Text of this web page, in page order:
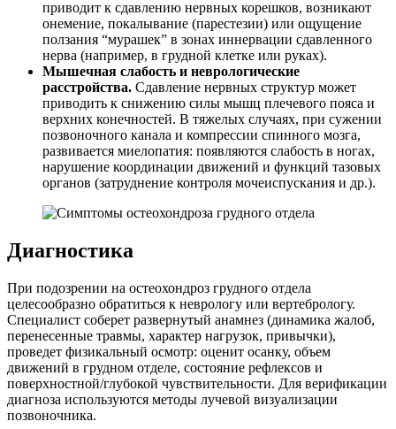
приводит к сдавлению нервных корешков, возникают
онемение, покалывание (парестезии) или ощущение
ползания “мурашек” в зонах иннервации сдавленного
нерва (например, в грудной клетке или руках).
Мышечная слабость и неврологические
расстройства. Сдавление нервных структур может
приводить к снижению силы мышц плечевого пояса и
верхних конечностей. В тяжелых случаях, при сужении
позвоночного канала и компрессии спинного мозга,
развивается миелопатия: появляются слабость в ногах,
нарушение координации движений и функций тазовых
органов (затруднение контроля мочеиспускания и др.).
Диагностика
При подозрении на остеохондроз грудного отдела
целесообразно обратиться к неврологу или вертебрологу.
Специалист соберет развернутый анамнез (динамика жалоб,
перенесенные травмы, характер нагрузок, привычки),
проведет физикальный осмотр: оценит осанку, объем
движений в грудном отделе, состояние рефлексов и
поверхностной/глубокой чувствительности. Для верификации
диагноза используются методы лучевой визуализации
позвоночника.